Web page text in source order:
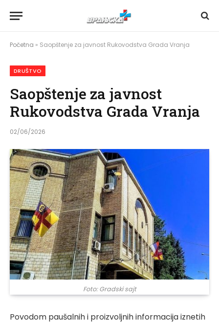
Početna » Saopštenje za javnost Rukovodstva Grada Vranja
DRUŠTVO
Saopštenje za javnost
Rukovodstva Grada Vranja
02/06/2026
Foto: Gradski sajt
Povodom paušalnih i proizvoljnih informacija iznetih